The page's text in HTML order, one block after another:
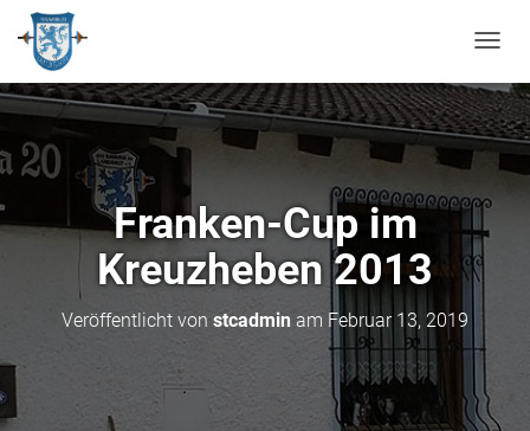
A
V
I
O
A
L
Franken-Cup im
Kreuzheben 2013
Veröffentlicht vonstcadmin am Februar 13, 2019